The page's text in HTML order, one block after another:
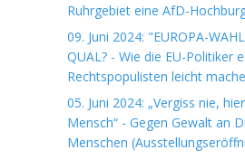
Ruhrgebiet eine AfD-
09. Juni 2024: "EUROPA-
QUAL? - Wie die EU-Politiker
Rechtspopulisten leicht
05. Juni 2024: „Vergiss nie,
Mensch“ - Gegen Gewalt an
Menschen